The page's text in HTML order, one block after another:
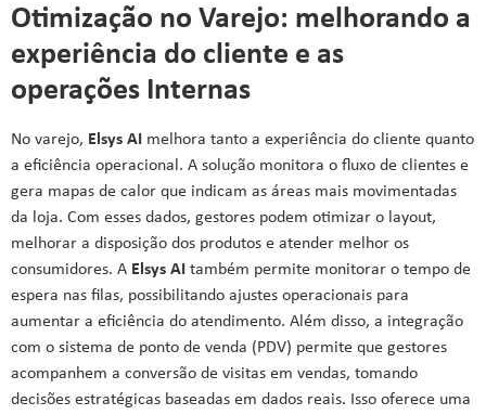
Otimização no Varejo: melhorando a
experiência do cliente e as
operações Internas
No varejo, Elsys AI melhora tanto a experiência do cliente quanto
a eficiência operacional. A solução monitora o fluxo de clientes e
gera mapas de calor que indicam as áreas mais movimentadas
da loja. Com esses dados, gestores podem otimizar o layout,
melhorar a disposição dos produtos e atender melhor os
consumidores. A Elsys AI também permite monitorar o tempo de
espera nas filas, possibilitando ajustes operacionais para
aumentar a eficiência do atendimento. Além disso, a integração
com o sistema de ponto de venda (PDV) permite que gestores
acompanhem a conversão de visitas em vendas, tomando
decisões estratégicas baseadas em dados reais. Isso oferece uma